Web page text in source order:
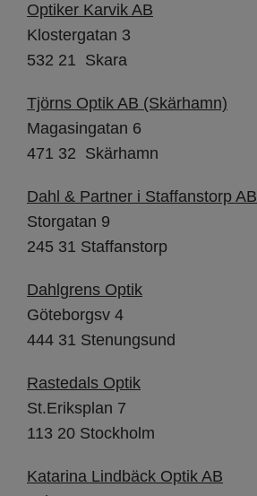
Optiker Karvik AB
Klostergatan 3
532 21 Skara
Tjörns Optik AB (Skärhamn)
Magasingatan 6
471 32 Skärhamn
Dahl & Partner i Staffanstorp AB
Storgatan 9
245 31 Staffanstorp
Dahlgrens Optik
Göteborgsv 4
444 31 Stenungsund
Rastedals Optik
St.Eriksplan 7
113 20 Stockholm
Katarina Lindbäck Optik AB